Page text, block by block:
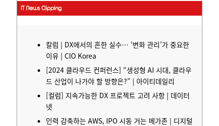
칼럼 | DX에서의 흔한 실수… ‘변화 관리’가 중요한
이유 | CIO Korea
[2024 클라우드 컨퍼런스] “생성형 AI 시대, 클라우
드 산업이 나가야 할 방향은?” | 아이티데일리
[컬럼] 지속가능한 DX 프로젝트 고려 사항 | 데이터
넷
인력 감축하는 AWS, IPO 시동 거는 메가존 | 디지털